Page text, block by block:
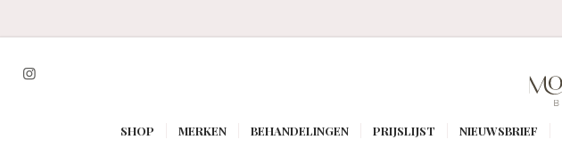
SHOP MERKEN BEHANDELINGEN PRIJSLIJST NIEUWSBRIEF